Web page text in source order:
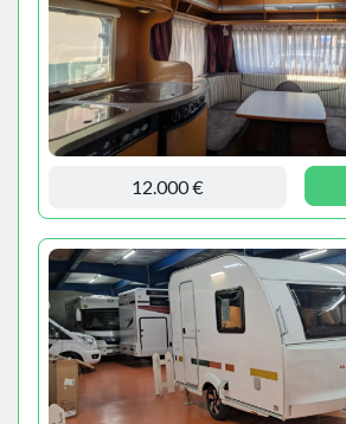
12.000 €